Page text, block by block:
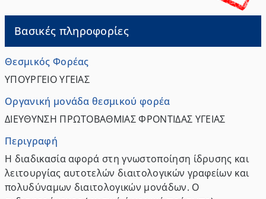
Βασικές πληροφορίες
Θεσμικός Φορέας
ΥΠΟΥΡΓΕΙΟ ΥΓΕΙΑΣ
Οργανική μονάδα θεσμικού φορέα
ΔΙΕΥΘΥΝΣΗ ΠΡΩΤΟΒΑΘΜΙΑΣ ΦΡΟΝΤΙΔΑΣ ΥΓΕΙΑΣ
Περιγραφή
Η διαδικασία αφορά στη γνωστοποίηση ίδρυσης και
λειτουργίας αυτοτελών διαιτολογικών γραφείων και
πολυδύναμων διαιτολογικών μονάδων. Ο